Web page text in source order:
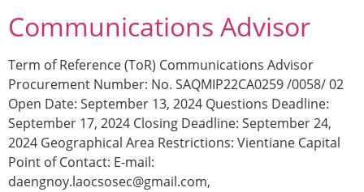
Communications Advisor
Term of Reference (ToR) Communications Advisor
Procurement Number: No. SAQMIP22CA0259 /0058/ 02
Open Date: September 13, 2024 Questions Deadline:
September 17, 2024 Closing Deadline: September 24,
2024 Geographical Area Restrictions: Vientiane Capital
Point of Contact: E-mail:
daengnoy.laocsosec@gmail.com,